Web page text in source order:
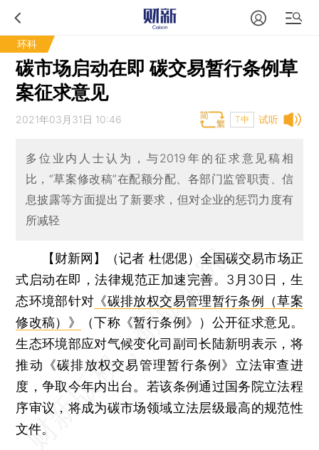
环科
碳市场启动在即 碳交易暂行条例草
案征求意见
试听
2021年03月31日 10:46 T中
多位业内人士认为，与2019年的征求意见稿相
比，“草案修改稿”在配额分配、各部门监管职责、信
息披露等方面提出了新要求，但对企业的惩罚力度有
所减轻
【财新网】（记者 杜偲偲） 全国碳交易市场正
式启动在即，法律规范正加速完善。3月30日，生
态环境部针对 《碳排放权交易管理暂行条例（草案
修改稿）》
（下称《暂行条例》）公开征求意见。
生态环境部应对气候变化司副司长陆新明表示，将
推动《碳排放权交易管理暂行条例》立法审查进
度，争取今年内出台。若该条例通过国务院立法程
序审议，将成为碳市场领域立法层级最高的规范性
文件。